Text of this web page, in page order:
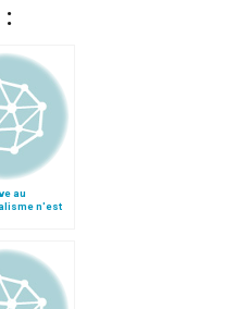
:
au
n'est